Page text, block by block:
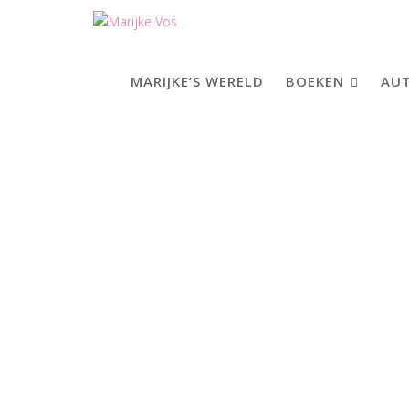
MARIJKE’S WERELD BOEKEN